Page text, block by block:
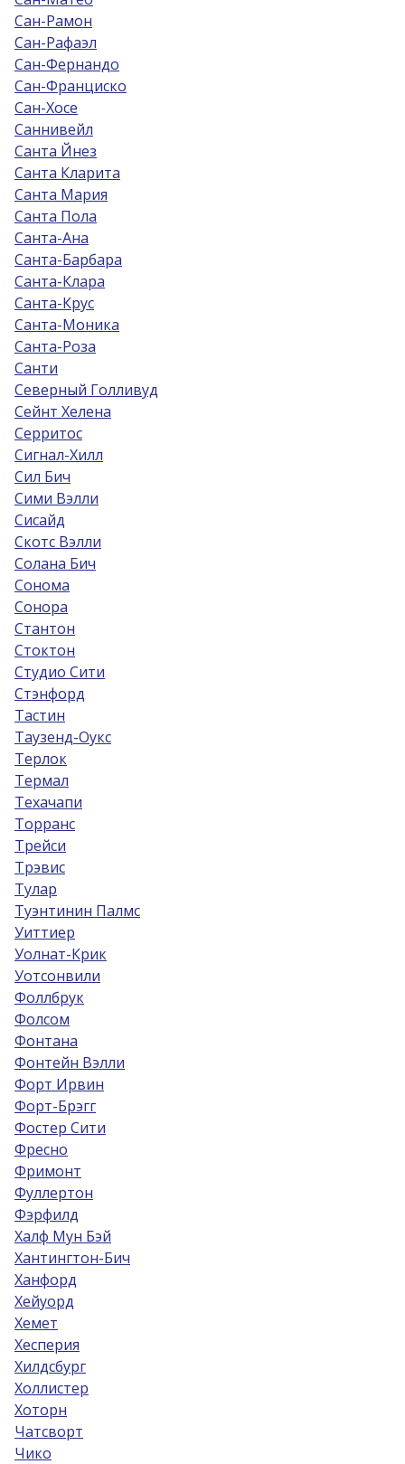
Сан-Рамон
Сан-Рафаэл
Сан-Фернандо
Сан-Франциско
Сан-Хосе
Саннивейл
Санта Йнез
Санта Кларита
Санта Мария
Санта Пола
Санта-Ана
Санта-Барбара
Санта-Клара
Санта-Крус
Санта-Моника
Санта-Роза
Санти
Северный Голливуд
Сейнт Хелена
Серритос
Сигнал-Хилл
Сил Бич
Сими Вэлли
Сисайд
Скотс Вэлли
Солана Бич
Сонома
Сонора
Стантон
Стоктон
Студио Сити
Стэнфорд
Тастин
Таузенд-Оукс
Терлок
Термал
Техачапи
Торранс
Трейси
Трэвис
Тулар
Туэнтинин Палмс
Уиттиер
Уолнат-Крик
Уотсонвили
Фоллбрук
Фолсом
Фонтана
Фонтейн Вэлли
Форт Ирвин
Форт-Брэгг
Фостер Сити
Фресно
Фримонт
Фуллертон
Фэрфилд
Халф Мун Бэй
Хантингтон-Бич
Ханфорд
Хейуорд
Хемет
Хесперия
Хилдсбург
Холлистер
Хоторн
Чатсворт
Чико